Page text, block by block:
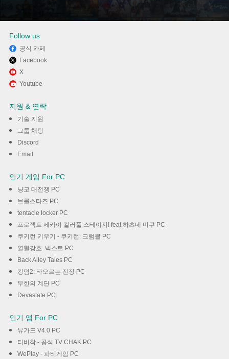
Memu Play에서 단기PLAYER
Follow us
공식 카페
Facebook
X
Youtube
지원 & 연락
기술 지원
그룹 채팅
Discord
Email
인기 게임 For PC
냥코 대전쟁 PC
브롤스타즈 PC
tentacle locker PC
프로젝트 세카이 컬러풀 스테이지! feat.하츠네 미쿠 PC
쿠키런 키우기 - 쿠키런: 크럼블 PC
열혈강호: 넥스트 PC
Back Alley Tales PC
킹덤2: 타오르는 전장 PC
무한의 계단 PC
Devastate PC
인기 앱 For PC
뷰가드 V4.0 PC
티비착 - 공식 TV CHAK PC
WePlay - 파티게임 PC